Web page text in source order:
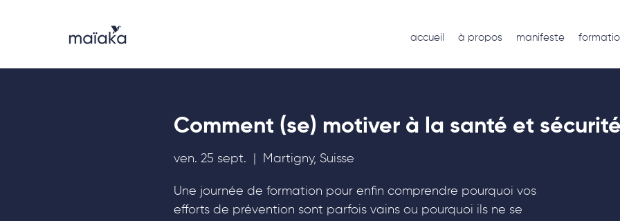
accueil à propos manifeste
Comment (se) motiver à la santé et
ven. 25 sept. Martigny, Suisse
Une journée de formation pour enfin comprendre pourquoi vos
efforts de prévention sont parfois vains ou pourquoi ils ne se